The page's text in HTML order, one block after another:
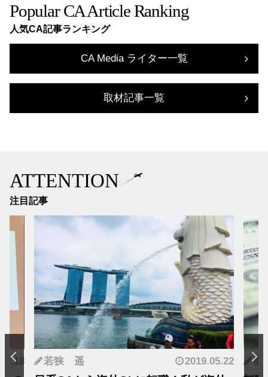
Popular CA Article Ranking
人気CA記事ランキング
CA Media ライター一覧
取材記事一覧
ATTENTION
注目記事
若狭 遥 2019.05.22 羽